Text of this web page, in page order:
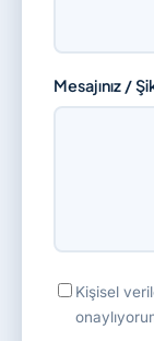
Mesajınız /
Kişisel